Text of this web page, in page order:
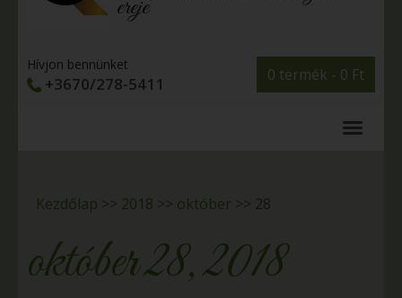
ereje
0 termék - 0 Ft
Hívjon bennünket
+3670/278-5411
Kezdőlap >> 2018 >> október >> 28
október 28, 2018